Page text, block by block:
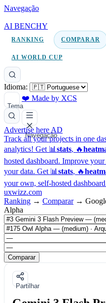
Navegação
AI BENCHY
RANKING COMPARAR
AI WORLD CUP
Idioma:
Tema
❤️ Made by XCS
Navegação
Advertise here AD
Track all your projects in one
analytics! Get 📊 stats, 🔥
hosted dashboard. Improve
your data. Get 📊 stats, 🔥
your own, self-hosted
uxwizz.com
Ranking → Comparar →
Alpha
Comparar
Partilhar